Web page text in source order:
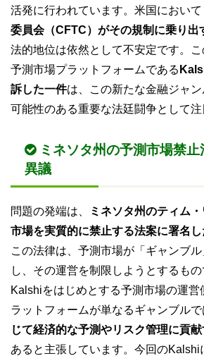
活発に行われています。米国において
委員会（CFTC）がその規制に乗り出
法的地位は依然として不安定です。こ
予測市場プラットフォームである
訴した一件は、この新たな金融ジャ
可能性のある重要な法廷闘争として注
ミネソタ州の予測市場禁
異議
問題の発端は、
ミネソタ州のティム
市場を実質的に禁止する法案に署名し
この法律は、予測市場が「ギャンブ
し、その運営を制限しようとするもの
Kalshiをはじめとする予測市場の運
ラットフォームが単なるギャンブルで
じて経済的な予測やリスク管理に貢
あると主張しています。今回のKalshi